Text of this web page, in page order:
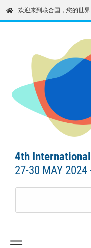
欢迎来到联合国，您的世界
4th
27-30 MAY 2024